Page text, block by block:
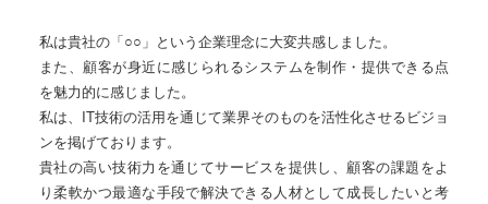
私は貴社の「○○」という企業理念に大変共感しました。
また、顧客が身近に感じられるシステムを制作・提供できる点
を魅力的に感じました。
私は、IT技術の活用を通じて業界そのものを活性化させるビジョ
ンを掲げております。
貴社の高い技術力を通じてサービスを提供し、顧客の課題をよ
り柔軟かつ最適な手段で解決できる人材として成長したいと考